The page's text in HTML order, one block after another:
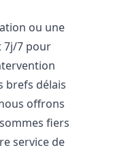
ou une
7j/7 pour
brefs délais
offrons
fiers
service de